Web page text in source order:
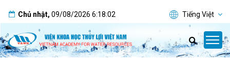
Chủ nhật, 09/08/2026 6:18:02 Tiếng Việt